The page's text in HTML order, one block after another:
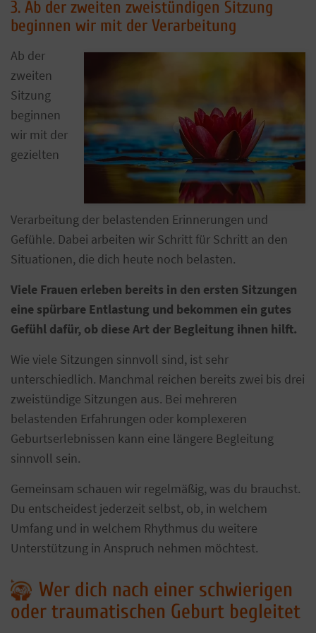
3. Ab der zweiten zweistündigen Sitzung
beginnen wir mit der Verarbeitung
Ab der
zweiten
Sitzung
beginnen
wir mit der
gezielten
Verarbeitung der belastenden Erinnerungen und
Gefühle. Dabei arbeiten wir Schritt für Schritt an den
Situationen, die dich heute noch belasten.
Viele Frauen erleben bereits in den ersten Sitzungen
eine spürbare Entlastung und bekommen ein gutes
Gefühl dafür, ob diese Art der Begleitung ihnen hilft.
Wie viele Sitzungen sinnvoll sind, ist sehr
unterschiedlich. Manchmal reichen bereits zwei bis drei
zweistündige Sitzungen aus. Bei mehreren
belastenden Erfahrungen oder komplexeren
Geburtserlebnissen kann eine längere Begleitung
sinnvoll sein.
Gemeinsam schauen wir regelmäßig, was du brauchst.
Du entscheidest jederzeit selbst, ob, in welchem
Umfang und in welchem Rhythmus du weitere
Unterstützung in Anspruch nehmen möchtest.
Wer dich nach einer schwierigen
oder traumatischen Geburt begleitet